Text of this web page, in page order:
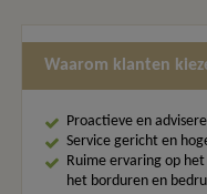
Waarom klanten
Proactieve en
Service gericht en
Ruime ervaring op
het borduren en